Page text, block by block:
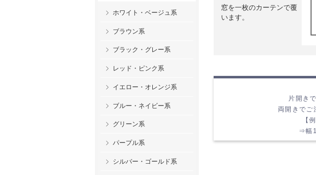
窓を一枚のカーテンで覆
います。
片開き
両開きでご
【
⇒幅
ホワイト・ベージュ系
ブラウン系
ブラック・グレー系
レッド・ピンク系
イエロー・オレンジ系
ブルー・ネイビー系
グリーン系
パープル系
シルバー・ゴールド系